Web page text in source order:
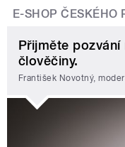
E-SHOP ČESKÉHO
Přijměte
člověčiny.
František Novotný,